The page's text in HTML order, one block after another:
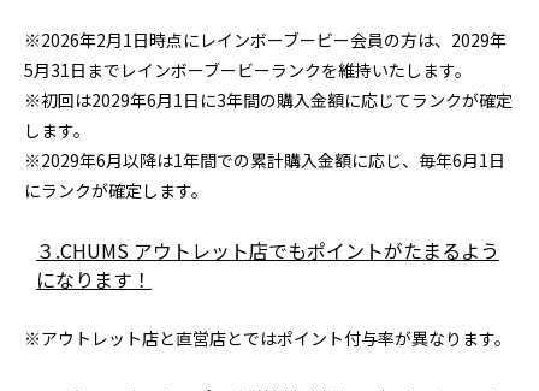
※2026年2月1日時点にレインボーブービー会員の方は、2029年
5月31日までレインボーブービーランクを維持いたします。
※初回は2029年6月1日に3年間の購入金額に応じてランクが確定
します。
※2029年6月以降は1年間での累計購入金額に応じ、毎年6月1日
にランクが確定します。
３.CHUMS アウトレット店でもポイントがたまるよう
になります！
※アウトレット店と直営店とではポイント付与率が異なります。